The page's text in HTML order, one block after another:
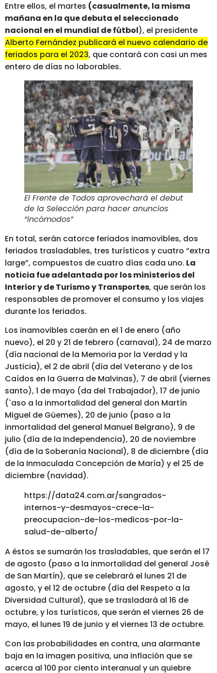
Entre ellos, el martes (casualmente, la misma
mañana en la que debuta el seleccionado
nacional en el mundial de fútbol), el presidente
Alberto Fernández publicará el nuevo calendario de
feriados para el 2023, que contará con casi un mes
entero de días no laborables.
El Frente de Todos aprovechará el debut
de la Selección para hacer anuncios
“incómodos”
En total, serán catorce feriados inamovibles, dos
feriados trasladables, tres turísticos y cuatro “extra
large”, compuestos de cuatro días cada uno. La
noticia fue adelantada por los ministerios del
Interior y de Turismo y Transportes, que serán los
responsables de promover el consumo y los viajes
durante los feriados.
Los inamovibles caerán en el 1 de enero (año
nuevo), el 20 y 21 de febrero (carnaval), 24 de marzo
(día nacional de la Memoria por la Verdad y la
Justicia), el 2 de abril (día del Veterano y de los
Caídos en la Guerra de Malvinas), 7 de abril (viernes
santo), 1 de mayo (da del Trabajador), 17 de junio
(`aso a la inmortalidad del general don Martín
Miguel de Güemes), 20 de junio (paso a la
inmortalidad del general Manuel Belgrano), 9 de
julio (día de la Independencia), 20 de noviembre
(día de la Soberanía Nacional), 8 de diciembre (día
de la Inmaculada Concepción de María) y el 25 de
diciembre (navidad).
https://data24.com.ar/sangrados-
internos-y-desmayos-crece-la-
preocupacion-de-los-medicos-por-la-
salud-de-alberto/
A éstos se sumarán los trasladables, que serán el 17
de agosto (paso a la inmortalidad del general José
de San Martín), que se celebrará el lunes 21 de
agosto, y el 12 de octubre (día del Respeto a la
Diversidad Cultural), que se trasladará al 16 de
octubre, y los turísticos, que serán el viernes 26 de
mayo, el lunes 19 de junio y el viernes 13 de octubre.
Con las probabilidades en contra, una alarmante
baja en la imagen positiva, una inflación que se
acerca al 100 por ciento interanual y un quiebre